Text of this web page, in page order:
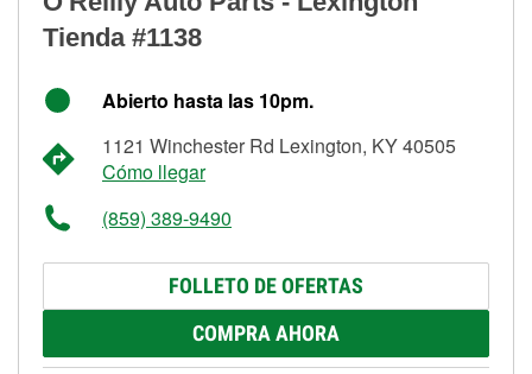
Tienda #1138
Abierto hasta las 10pm.
1121 Winchester Rd Lexington, KY 40505
Cómo llegar
(859) 389-9490
FOLLETO DE OFERTAS
COMPRA AHORA